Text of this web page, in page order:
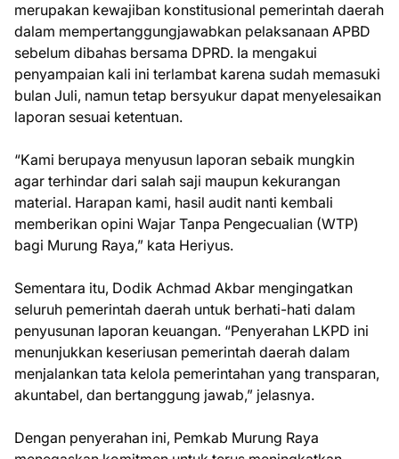
merupakan kewajiban konstitusional pemerintah daerah
dalam mempertanggungjawabkan pelaksanaan APBD
sebelum dibahas bersama DPRD. Ia mengakui
penyampaian kali ini terlambat karena sudah memasuki
bulan Juli, namun tetap bersyukur dapat menyelesaikan
laporan sesuai ketentuan.
“Kami berupaya menyusun laporan sebaik mungkin
agar terhindar dari salah saji maupun kekurangan
material. Harapan kami, hasil audit nanti kembali
memberikan opini Wajar Tanpa Pengecualian (WTP)
bagi Murung Raya,” kata Heriyus.
Sementara itu, Dodik Achmad Akbar mengingatkan
seluruh pemerintah daerah untuk berhati-hati dalam
penyusunan laporan keuangan. “Penyerahan LKPD ini
menunjukkan keseriusan pemerintah daerah dalam
menjalankan tata kelola pemerintahan yang transparan,
akuntabel, dan bertanggung jawab,” jelasnya.
Dengan penyerahan ini, Pemkab Murung Raya